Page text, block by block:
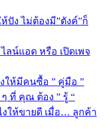
ปัง ไม่ต้องมี”ตังค์”ก็
ลน์แอด หรือ เปิดเพจ
ให้มีคนซื้อ ” คู่มือ ”
ที่ คุณ ต้อง ” รู้ “
ให้ขายดี เมื่อ… ลูกค้า